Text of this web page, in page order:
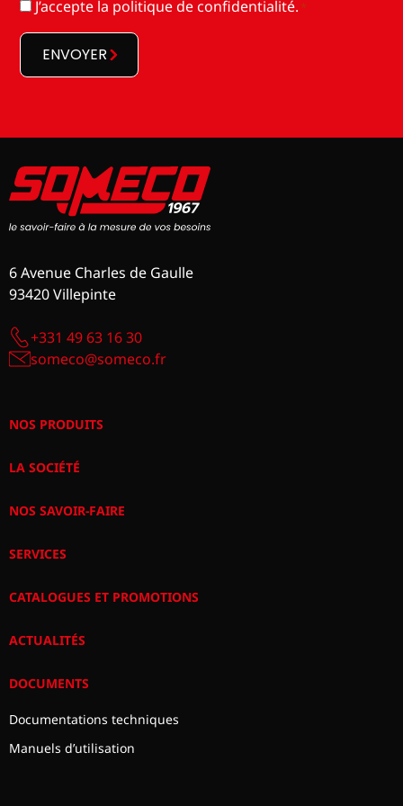
RGPD
J’accepte la politique de confidentialité. *
ENVOYER
6 Avenue Charles de Gaulle
93420 Villepinte
+331 49 63 16 30
someco@someco.fr
NOS PRODUITS
LA SOCIÉTÉ
NOS SAVOIR-FAIRE
SERVICES
CATALOGUES ET PROMOTIONS
ACTUALITÉS
DOCUMENTS
Documentations techniques
Manuels d’utilisation